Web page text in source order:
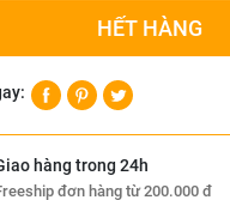
HẾT HÀNG
hàng trong 24h
đơn hàng từ 200.000 đ